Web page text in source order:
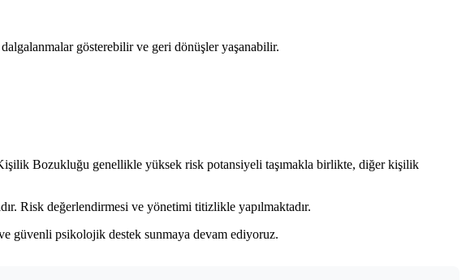
gösterebilir ve geri dönüşler yaşanabilir.
Bozukluğu genellikle yüksek risk potansiyeli taşımakla birlikte, diğer kişilik
Risk değerlendirmesi ve yönetimi titizlikle yapılmaktadır.
güvenli psikolojik destek sunmaya devam ediyoruz.